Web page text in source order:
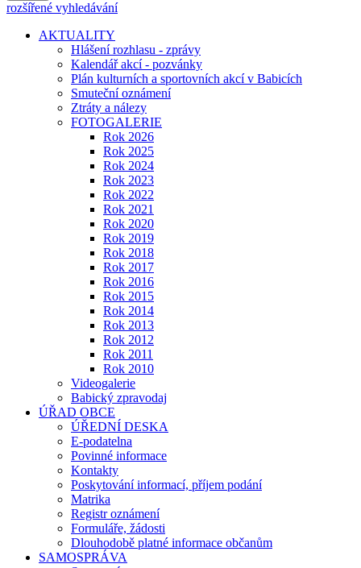
rozšířené vyhledávání
AKTUALITY
Hlášení rozhlasu - zprávy
Kalendář akcí - pozvánky
Plán kulturních a sportovních akcí v Babicích
Smuteční oznámení
Ztráty a nálezy
FOTOGALERIE
Rok 2026
Rok 2025
Rok 2024
Rok 2023
Rok 2022
Rok 2021
Rok 2020
Rok 2019
Rok 2018
Rok 2017
Rok 2016
Rok 2015
Rok 2014
Rok 2013
Rok 2012
Rok 2011
Rok 2010
Videogalerie
Babický zpravodaj
ÚŘAD OBCE
ÚŘEDNÍ DESKA
E-podatelna
Povinné informace
Kontakty
Poskytování informací, příjem podání
Matrika
Registr oznámení
Formuláře, žádosti
Dlouhodobě platné informace občanům
SAMOSPRÁVA